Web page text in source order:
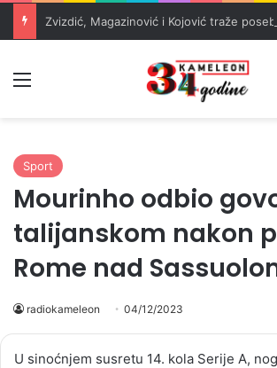
Sport
Mourinho odbio
talijanskom nakon
Rome nad
radiokameleon 04/12/2023
U sinoćnjem susretu 14. kola Serije A,